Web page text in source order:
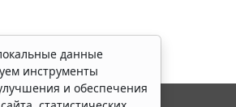
данные
инструменты
и обеспечения